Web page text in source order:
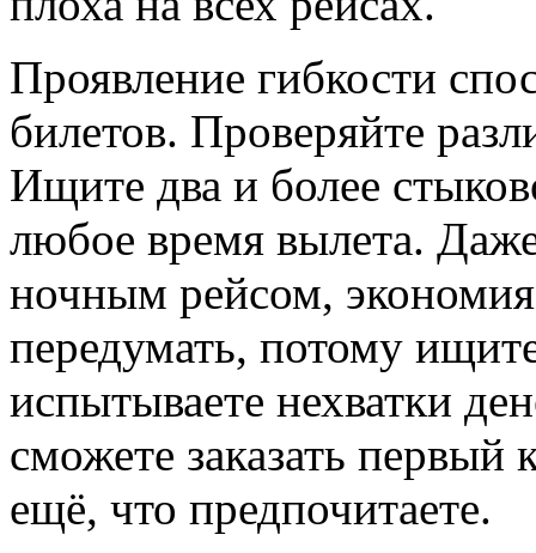
Проявление гибкости
билетов. Проверяйте
Ищите два и более
любое время вылета.
ночным рейсом, экономия
передумать, потому
испытываете нехватки
сможете заказать первый
ещё, что предпочитаете.